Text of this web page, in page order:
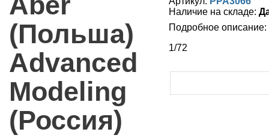
(Польша)
Advanced
Modeling
(Россия)
Наличие на складе:
Подробное описание:
1/72